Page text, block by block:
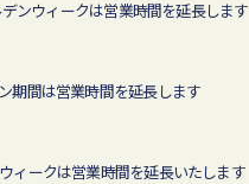
デンウィークは営業時間を延長します
期間は営業時間を延長します
ィークは営業時間を延長いたします